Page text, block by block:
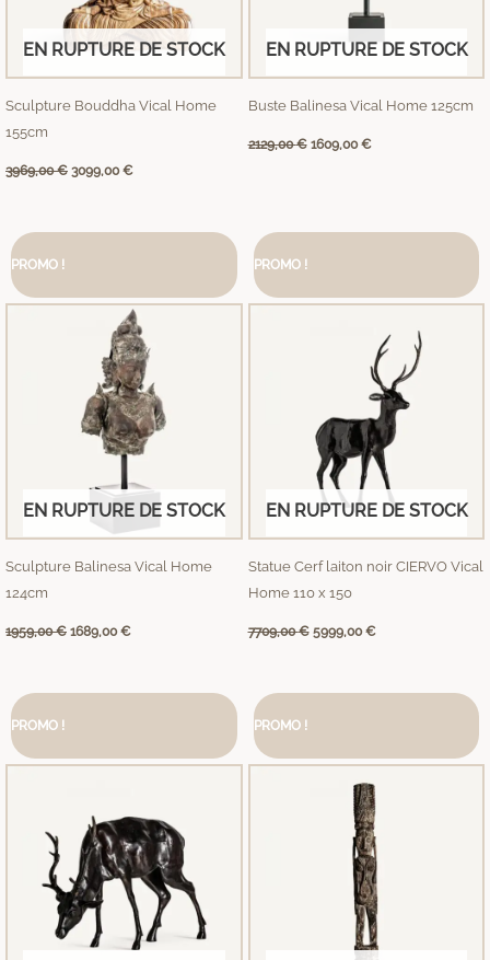
EN RUPTURE DE STOCK
Sculpture Bouddha Vical Home
155cm
3969,00€ 3099,00€
EN RUPTURE DE STOCK
Buste Balinesa Vical Home 125cm
2129,00€ 1609,00€
PROMO !
EN RUPTURE DE STOCK
Sculpture Balinesa Vical Home
124cm
1959,00€
Le
1959,00 €.
1689,00€
Le
1689,00 €.
PROMO !
EN RUPTURE DE STOCK
Statue Cerf laiton noir CIERVO Vical
Home 110 x 150
7709,00€
Le
7709,00 €.
5999,00€
Le
5999,00 €.
PROMO !
Le
7709,00 €.
Le
5999,00 €.
PROMO !
Le
5500,00 €.
Le
4500,00 €.